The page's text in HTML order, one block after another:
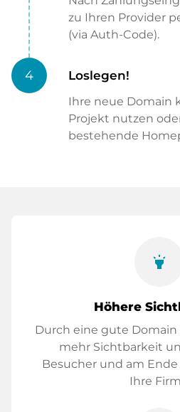
zu Ihren Provider
(via Auth-Code).
4 Loslegen!
Ihre neue Domain
Projekt nutzen
bestehende
highlight
Höhere
Durch eine gute Domain
mehr Sichtbarkeit
Besucher und am
Ihre